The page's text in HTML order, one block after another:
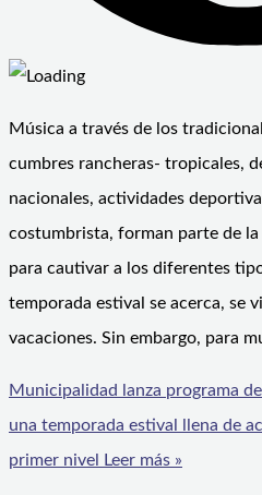
Música a través de los
cumbres rancheras- tropicales,
nacionales, actividades
costumbrista, forman parte de la
para cautivar a los diferentes
temporada estival se acerca, se
vacaciones. Sin embargo, para
Municipalidad lanza programa
una temporada estival llena de
primer nivel
Leer más »